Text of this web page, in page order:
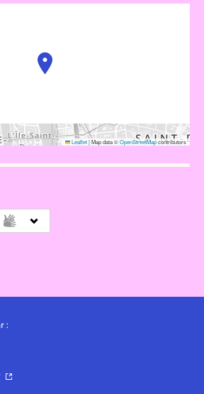
Leaflet|Map data ©OpenStreetMapcontributors
: